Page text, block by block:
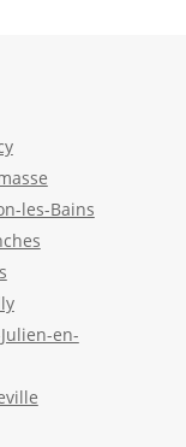
les-Bains
en-